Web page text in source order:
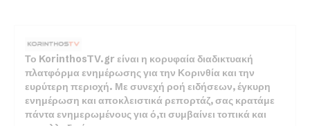
Το KorinthosTV.gr είναι η κορυφαία διαδικτυακή
πλατφόρμα ενημέρωσης για την Κορινθία και την
ευρύτερη περιοχή. Με συνεχή ροή ειδήσεων, έγκυρη
ενημέρωση και αποκλειστικά ρεπορτάζ, σας κρατάμε
πάντα ενημερωμένους για ό,τι συμβαίνει τοπικά και